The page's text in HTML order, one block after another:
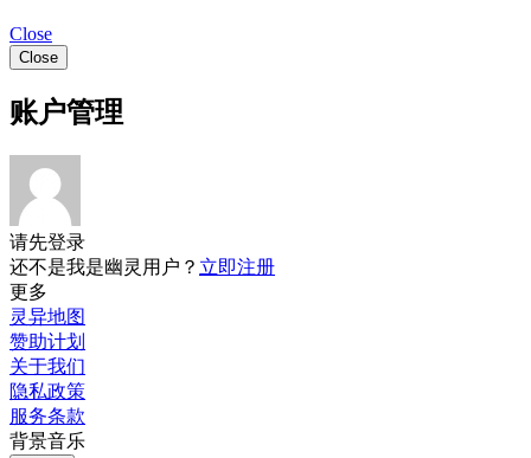
Close
Close
账户管理
请先登录
还不是我是幽灵用户？ 立即注册
更多
灵异地图
赞助计划
关于我们
隐私政策
服务条款
背景音乐